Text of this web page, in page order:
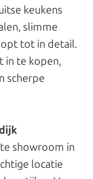
keukens
slimme
tot in detail.
in te kopen,
scherpe
showroom in
locatie